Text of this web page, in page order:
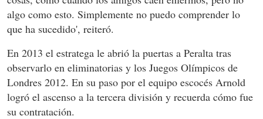
algo como esto. Simplemente no puedo comprender lo
que ha sucedido', reiteró.
En 2013 el estratega le abrió la puertas a Peralta tras
observarlo en eliminatorias y los Juegos Olímpicos de
Londres 2012. En su paso por el equipo escocés Arnold
logró el ascenso a la tercera división y recuerda cómo fue
su contratación.